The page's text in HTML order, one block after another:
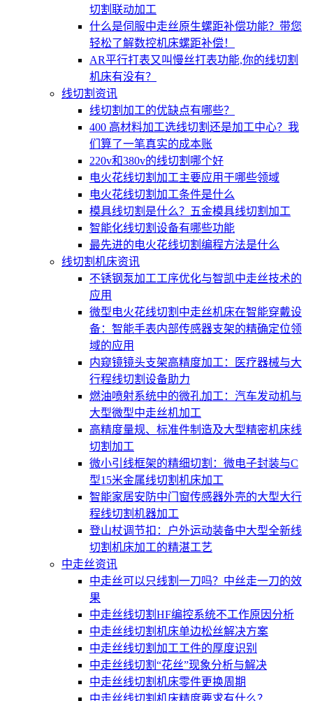
切割联动加工
什么是伺服中走丝原生螺距补偿功能？带您
轻松了解数控机床螺距补偿！
AR平行打表又叫慢丝打表功能,你的线切割
机床有没有？
线切割资讯
线切割加工的优缺点有哪些？
400 高材料加工选线切割还是加工中心？我
们算了一笔真实的成本账
220v和380v的线切割哪个好
电火花线切割加工主要应用于哪些领域
电火花线切割加工条件是什么
模具线切割是什么？五金模具线切割加工
智能化线切割设备有哪些功能
最先进的电火花线切割编程方法是什么
线切割机床资讯
不锈钢泵加工工序优化与智凯中走丝技术的
应用
微型电火花线切割中走丝机床在智能穿戴设
备：智能手表内部传感器支架的精确定位领
域的应用
内窥镜镜头支架高精度加工：医疗器械与大
行程线切割设备助力
燃油喷射系统中的微孔加工：汽车发动机与
大型微型中走丝机加工
高精度量规、标准件制造及大型精密机床线
切割加工
微小引线框架的精细切割：微电子封装与C
型15米金属线切割机床加工
智能家居安防中门窗传感器外壳的大型大行
程线切割机器加工
登山杖调节扣：户外运动装备中大型全新线
切割机床加工的精湛工艺
中走丝资讯
中走丝可以只线割一刀吗？中丝走一刀的效
果
中走丝线切割HF编控系统不工作原因分析
中走丝线切割机床单边松丝解决方案
中走丝线切割加工工件的厚度识别
中走丝线切割“花丝”现象分析与解决
中走丝线切割机床零件更换周期
中走丝线切割机床精度要求有什么？